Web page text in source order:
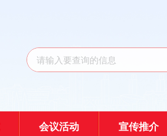
会议活动 宣传推介